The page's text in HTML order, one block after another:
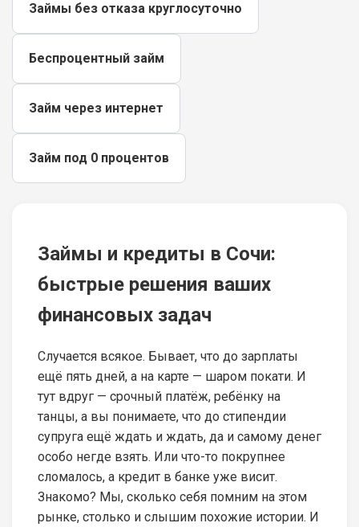
Займы без отказа круглосуточно
Беспроцентный займ
Займ через интернет
Займ под 0 процентов
Займы и кредиты в Сочи:
быстрые решения ваших
финансовых задач
Случается всякое. Бывает, что до зарплаты
ещё пять дней, а на карте — шаром покати. И
тут вдруг — срочный платёж, ребёнку на
танцы, а вы понимаете, что до стипендии
супруга ещё ждать и ждать, да и самому денег
особо негде взять. Или что-то покрупнее
сломалось, а кредит в банке уже висит.
Знакомо? Мы, сколько себя помним на этом
рынке, столько и слышим похожие истории. И